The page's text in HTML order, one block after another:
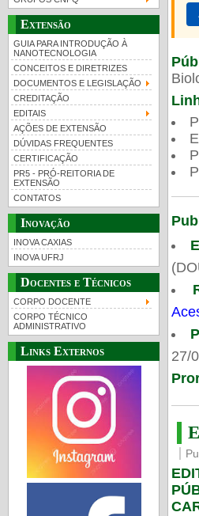
Extensão
GUIA PARA INTRODUÇÃO À
NANOTECNOLOGIA
CONCEITOS E DIRETRIZES
DOCUMENTOS E LEGISLAÇÃO
CREDITAÇÃO
EDITAIS
AÇÕES DE EXTENSÃO
DÚVIDAS FREQUENTES
CERTIFICAÇÃO
PR5 - PRÓ-REITORIA DE
EXTENSÃO
CONTATOS
Inovação
INOVA CAXIAS
INOVA UFRJ
Docentes e Técnicos
CORPO DOCENTE
CORPO TÉCNICO
ADMINISTRATIVO
Links Externos
27/